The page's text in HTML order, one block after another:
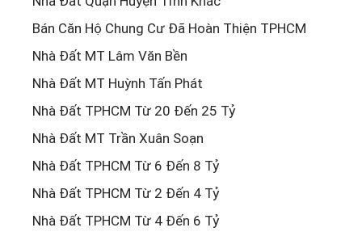
Bán Căn Hộ Chung Cư Đã Hoàn Thiện TPHCM
Nhà Đất MT Lâm Văn Bền
Nhà Đất MT Huỳnh Tấn Phát
Nhà Đất TPHCM Từ 20 Đến 25 Tỷ
Nhà Đất MT Trần Xuân Soạn
Nhà Đất TPHCM Từ 6 Đến 8 Tỷ
Nhà Đất TPHCM Từ 2 Đến 4 Tỷ
Nhà Đất TPHCM Từ 4 Đến 6 Tỷ